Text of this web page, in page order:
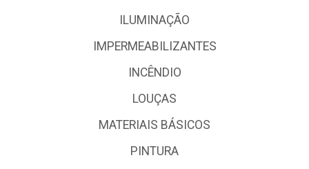
ILUMINAÇÃO
IMPERMEABILIZANTES
INCÊNDIO
LOUÇAS
MATERIAIS BÁSICOS
PINTURA